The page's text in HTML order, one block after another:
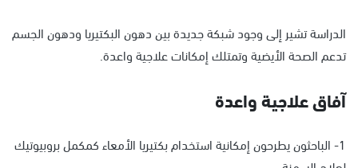
الدراسة تشير إلى وجود شبكة جديدة بين دهون البكتيريا ودهون الجسم
تدعم الصحة الأيضية وتمتلك إمكانات علاجية واعدة.
آفاق علاجية واعدة
1- الباحثون يطرحون إمكانية استخدام بكتيريا الأمعاء كمكمل بروبيوتيك